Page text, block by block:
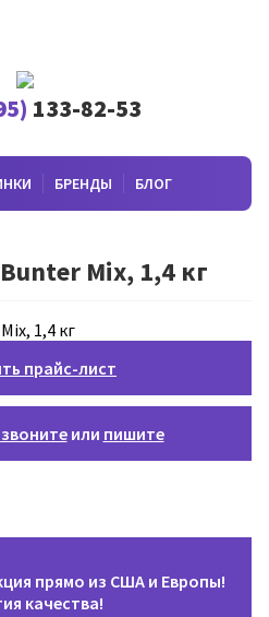
133-82-53
БРЕНДЫ БЛОГ
Mix, 1,4 кг
прайс-лист
или пишите
прямо из США и Европы!
качества!